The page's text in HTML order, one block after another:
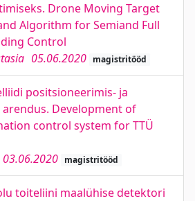
Drone Moving Target
Algorithm for Semiand Full
Control
05.06.2020 magistritööd
positsioneerimis- ja
Development of
control system for TTÜ
03.06.2020 magistritööd
toiteliini maalühise detektori